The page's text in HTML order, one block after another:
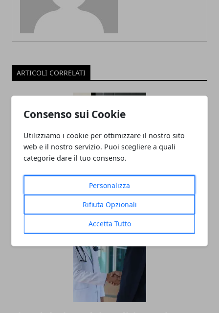
Consenso sui Cookie
Utilizziamo i cookie per ottimizzare il nostro sito
web e il nostro servizio. Puoi scegliere a quali
categorie dare il tuo consenso.
Personalizza
Rifiuta Opzionali
Accetta Tutto
ARTICOLI CORRELATI
Come ripartire dopo un burnout
lavorativo?
18/08/2025